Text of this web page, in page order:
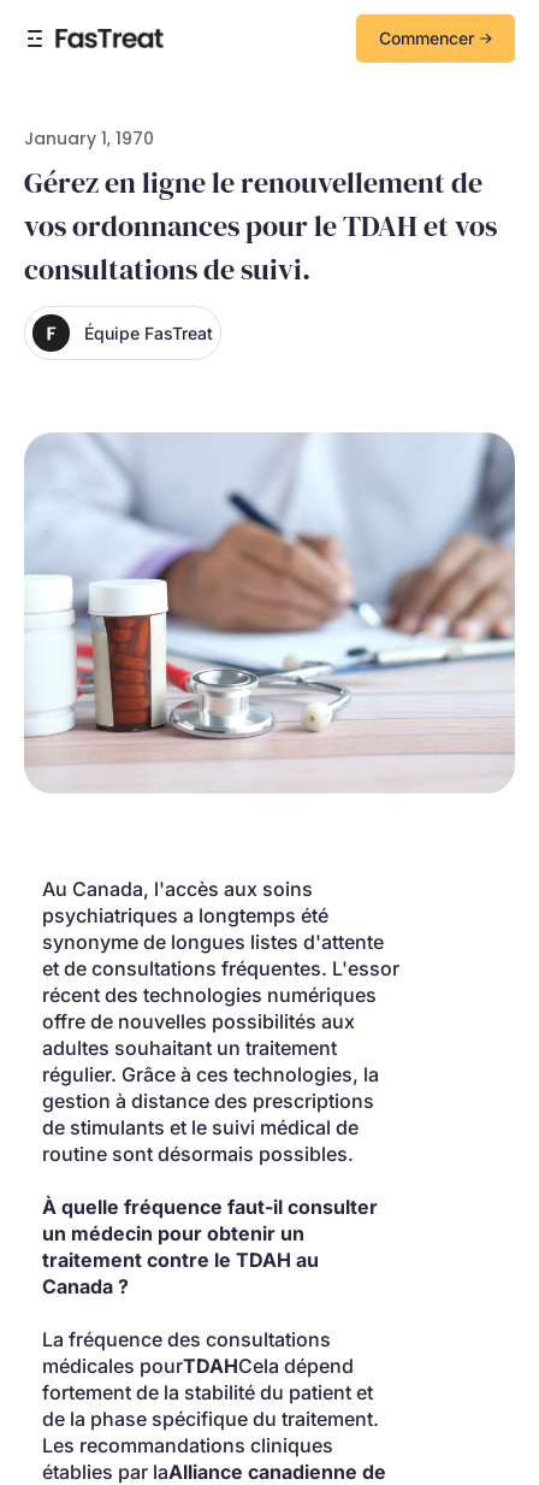
Commencer
January 1, 1970
Gérez en ligne le renouvellement de
vos ordonnances pour le TDAH et vos
consultations de suivi.
Équipe FasTreat
Au Canada, l'accès aux soins
psychiatriques a longtemps été
synonyme de longues listes d'attente
et de consultations fréquentes. L'essor
récent des technologies numériques
offre de nouvelles possibilités aux
adultes souhaitant un traitement
régulier. Grâce à ces technologies, la
gestion à distance des prescriptions
de stimulants et le suivi médical de
routine sont désormais possibles.
À quelle fréquence faut-il consulter
un médecin pour obtenir un
traitement contre le TDAH au
Canada ?
La fréquence des consultations
médicales pourTDAHCela dépend
fortement de la stabilité du patient et
de la phase spécifique du traitement.
Les recommandations cliniques
établies par laAlliance canadienne de